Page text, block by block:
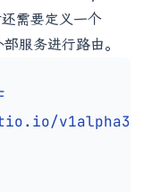
需要定义一个
部服务进行路由。
v1alpha3